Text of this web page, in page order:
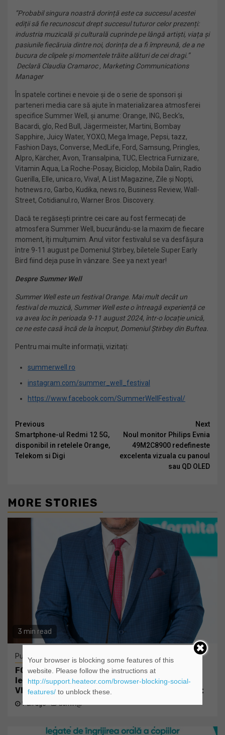
”Probabil singura noastră dorință este ca succesul acestei
ediții să fie recunoscut drept succesul tuturor celor prezenți:
industria muzicală și culturală cuprinde pe lângă artiști, viața și
pasiunile fiecăruia dintre noi, dorința de a fi împreună, de a ne
bucura de clipele și momentele trăite alături de cei dragi.”
Declară Claudia Cramaroc , Marketing Communications
Manager
În spatele cortinei e nevoie și de o serie de sponsori și
parteneri media care să ajute în materializarea atmosferei
specifice Summer Well, și anume: Orange, ING, Beck’s,
Bacardi, glo, Red Bull, Jägermeister, Martini, Bombay
Sapphire, Juicy Water, YOXO, Mega Image, Pepsi, tazz,
Fashion Days, Converse, MedLife, Ford, Samsung, Pringles,
Alpro, Kärcher, Avon, Transalpina, TUC, Electrica Furnizare,
Vitamin Aqua, La Roche-Posay, Biciclop, Mobila Dalin, Radio
Guerilla, Elle, unica.ro, Viva!, A List Magazine, Zile și Nopți,
hotnews.ro, Garbo, Kudika, news.ro, Business Review, Wall-
Street, Cotidianul.ro, Warner Bros. Discovery.
Dacă te regăsești printre cei care au fost fermecați de
atmosfera Summer Well, bucurându-se la maxim de fiecare
moment, îți mulțumim. Anul viitor festivalul se va desfășura
între 9-11 august pe Domeniul Știrbey, biletele Super Early
Bird fiind deja puse în vânzare. See ya next year!
Despre Summer Well
Summer Well este un festival Orange. Mai mult decât un
festival de muzică, Summer Well este o întreagă experiență ce
va avea loc în perioada 9-11 august 2024, într-o locație unică,
ce ne este casă încă de la început, Domeniul Știrbey din Buftea.
Pentru mai multe informații, vizitați:
summerwell.ro
instagram.com/summer_well_festival
https://www.facebook.com/SummerWellFestival/
Continue
Reading
Previous
Smartphone-ul Redmi 12 5G,
disponibil in retelele Orange,
Telekom si Digi
Next
Noul monitor Philips Evnia
49M2C8900 redefineste
excelenta vizuala cu panoul
sau QD OLED
MORE STORIES
3 min read
Publicitate Tehnologie
FORT S.A. își consolidează echipa de
leadership: Mihai Păjereanu este noul CEO
Vladimir Ghiță devine Chief Global Strategist
1 an ago admin@
Your browser is blocking some features of this
website. Please follow the instructions at
http://support.heateor.com/browser-blocking-social-
features/to unblock these.